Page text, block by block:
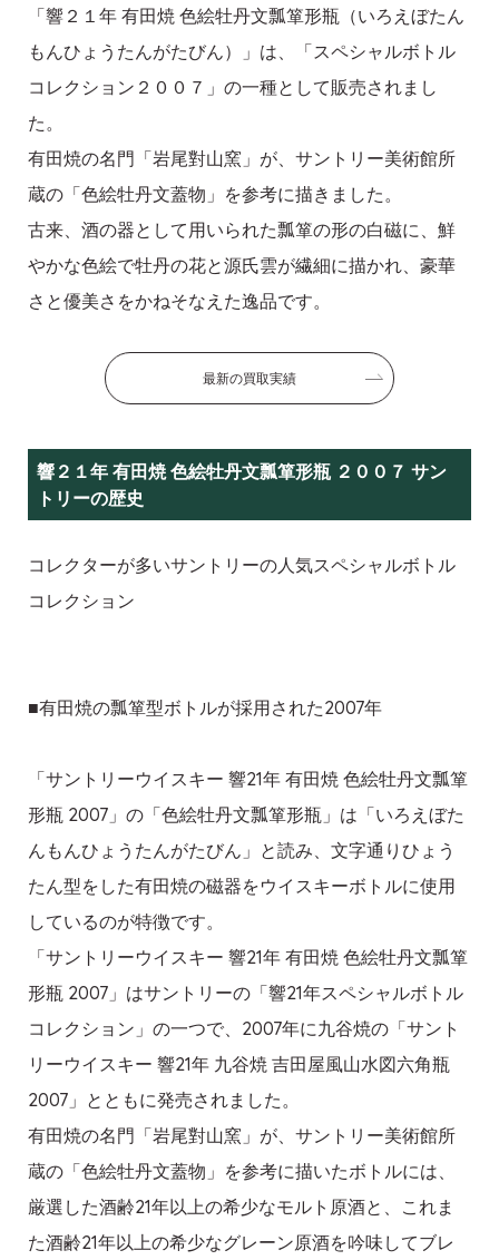
「響２１年 有田焼 色絵牡丹文瓢箪形瓶（いろえぼたん
もんひょうたんがたびん）」は、「スペシャルボトル
コレクション２００７」の一種として販売されまし
た。
有田焼の名門「岩尾對山窯」が、サントリー美術館所
蔵の「色絵牡丹文蓋物」を参考に描きました。
古来、酒の器として用いられた瓢箪の形の白磁に、鮮
やかな色絵で牡丹の花と源氏雲が繊細に描かれ、豪華
さと優美さをかねそなえた逸品です。
最新の買取実績
響２１年 有田焼 色絵牡丹文瓢箪形瓶 ２００７ サン
トリーの歴史
コレクターが多いサントリーの人気スペシャルボトル
コレクション
■有田焼の瓢箪型ボトルが採用された2007年
「サントリーウイスキー 響21年 有田焼 色絵牡丹文瓢箪
形瓶 2007」の「色絵牡丹文瓢箪形瓶」は「いろえぼた
んもんひょうたんがたびん」と読み、文字通りひょう
たん型をした有田焼の磁器をウイスキーボトルに使用
しているのが特徴です。
「サントリーウイスキー 響21年 有田焼 色絵牡丹文瓢箪
形瓶 2007」はサントリーの「響21年スペシャルボトル
コレクション」の一つで、2007年に九谷焼の「サント
リーウイスキー 響21年 九谷焼 吉田屋風山水図六角瓶
2007」とともに発売されました。
有田焼の名門「岩尾對山窯」が、サントリー美術館所
蔵の「色絵牡丹文蓋物」を参考に描いたボトルには、
厳選した酒齢21年以上の希少なモルト原酒と、これま
た酒齢21年以上の希少なグレーン原酒を吟味してブレ